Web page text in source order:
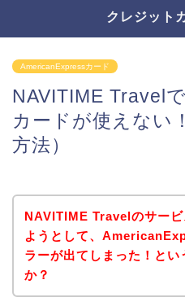
クレジット
AmericanExpressカード
NAVITIME Travel
カードが使えない
方法）
NAVITIME Travelのサービ
ようとして、
ラーが出てしまった！とい
か？